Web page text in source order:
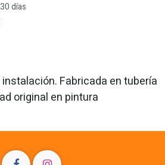
días
Fabricada en tubería
original en pintura